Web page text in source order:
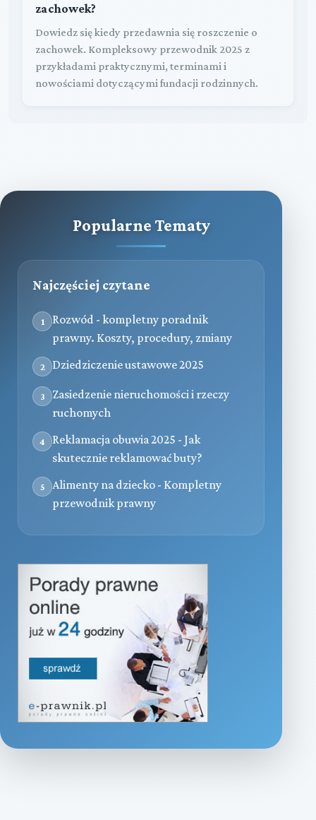
zachowek?
Dowiedz się kiedy przedawnia się roszczenie o
zachowek. Kompleksowy przewodnik 2025 z
przykładami praktycznymi, terminami i
nowościami dotyczącymi fundacji rodzinnych.
Popularne Tematy
Najczęściej czytane
1
Rozwód - kompletny poradnik
prawny. Koszty, procedury, zmiany
2 Dziedziczenie ustawowe 2025
3
Zasiedzenie nieruchomości i rzeczy
ruchomych
4
Reklamacja obuwia 2025 - Jak
skutecznie reklamować buty?
5
Alimenty na dziecko - Kompletny
przewodnik prawny